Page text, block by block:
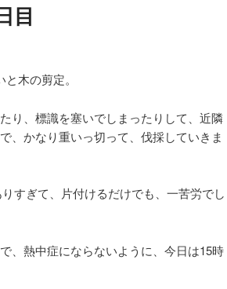
目
木の剪定。
り、標識を塞いでしまったりして、近隣
、かなり重いっ切って、伐採していきま
すぎて、片付けるだけでも、一苦労でし
、熱中症にならないように、今日は15時